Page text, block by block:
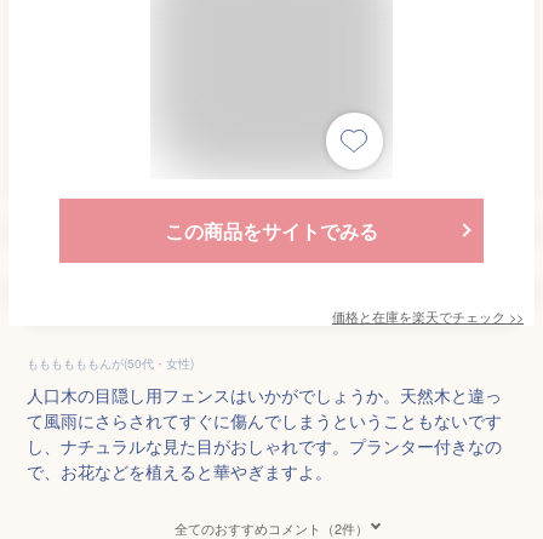
この商品をサイトでみる
価格と在庫を楽天でチェック >>
ももももももんが(50代・女性)
人口木の目隠し用フェンスはいかがでしょうか。天然木と違っ
て風雨にさらされてすぐに傷んでしまうということもないです
し、ナチュラルな見た目がおしゃれです。プランター付きなの
で、お花などを植えると華やぎますよ。
全てのおすすめコメント（2件）